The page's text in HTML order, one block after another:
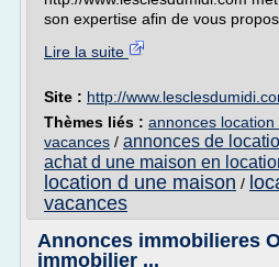
son expertise afin de vous
Lire la suite
Site : http://
Thèmes liés : annonces
vacances / annonces de
achat d une maison en
location d une maison /
vacances
Annonces immobilieres
immobilier ...